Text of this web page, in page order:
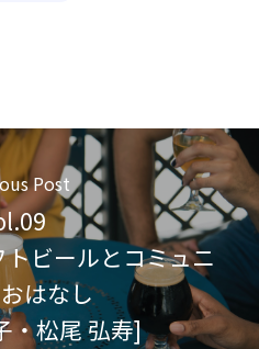
Post
ビールとコミュニ
はなし
・松尾 弘寿]